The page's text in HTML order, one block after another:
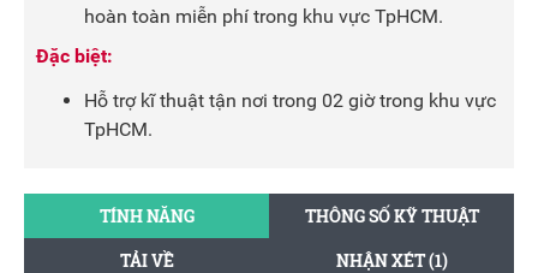
hoàn toàn miễn phí trong khu vực TpHCM.
Đặc biệt:
Hỗ trợ kĩ thuật tận nơi trong 02 giờ trong khu vực
TpHCM.
TÍNH NĂNG
THÔNG SỐ KỸ THUẬT
TẢI VỀ
NHẬN XÉT (1)